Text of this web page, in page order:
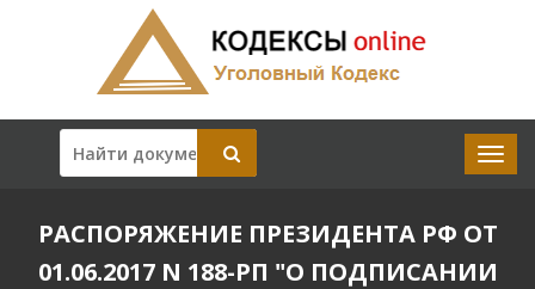
РАСПОРЯЖЕНИЕ ПРЕЗИДЕНТА РФ ОТ
01.06.2017 N 188-РП "О ПОДПИСАНИИ